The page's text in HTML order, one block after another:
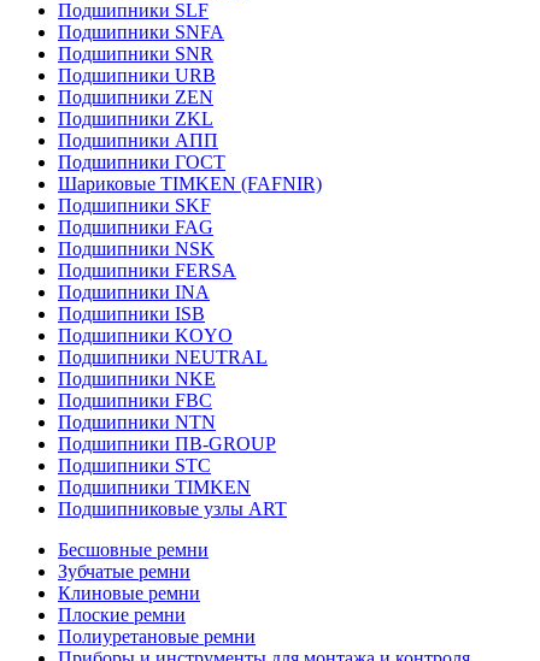
Подшипники SLF
Подшипники SNFA
Подшипники SNR
Подшипники URB
Подшипники ZEN
Подшипники ZKL
Подшипники АПП
Подшипники ГОСТ
Шариковые ТІMKEN (FAFNIR)
Подшипники SKF
Подшипники FAG
Подшипники NSK
Подшипники FERSA
Подшипники INA
Подшипники ISB
Подшипники KOYO
Подшипники NEUTRAL
Подшипники NKE
Подшипники FBC
Подшипники NTN
Подшипники ПВ-GROUP
Подшипники STC
Подшипники TIMKEN
Подшипниковые узлы ART
Бесшовные ремни
Зубчатые ремни
Клиновые ремни
Плоские ремни
Полиуретановые ремни